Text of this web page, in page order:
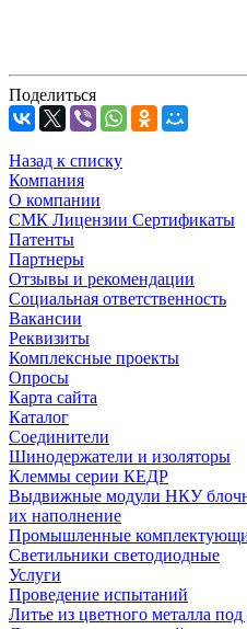
Поделиться
Назад к списку
Компания
О компании
СМК Лицензии Сертификаты
Патенты
Партнеры
Отзывы и рекомендации
Социальная ответственность
Вакансии
Реквизиты
Комплексные проекты
Опросы
Карта сайта
Каталог
Соединители
Шинодержатели и изоляторы
Клеммы серии КЕДР
Выдвижные модули НКУ
их наполнение
Промышленные
Светильники светодиодные
Услуги
Проведение испытаний
Литье из цветного металла